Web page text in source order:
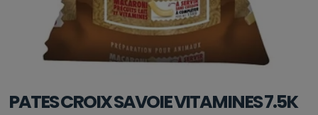
PATES CROIX SAVOIE VITAMINES 7.5K